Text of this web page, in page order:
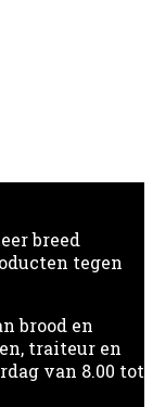
breed
tegen
brood en
traiteur en
van 8.00 tot